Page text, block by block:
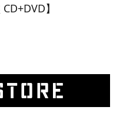
】